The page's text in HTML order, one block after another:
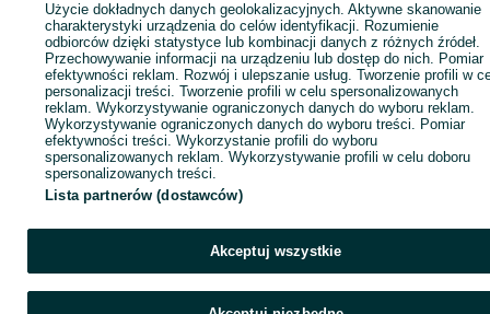
Użycie dokładnych danych geolokalizacyjnych. Aktywne skanowanie
charakterystyki urządzenia do celów identyfikacji. Rozumienie
odbiorców dzięki statystyce lub kombinacji danych z różnych źródeł.
Przechowywanie informacji na urządzeniu lub dostęp do nich. Pomiar
efektywności reklam. Rozwój i ulepszanie usług. Tworzenie profili w
personalizacji treści. Tworzenie profili w celu spersonalizowanych
reklam. Wykorzystywanie ograniczonych danych do wyboru reklam.
Wykorzystywanie ograniczonych danych do wyboru treści. Pomiar
efektywności treści. Wykorzystanie profili do wyboru
spersonalizowanych reklam. Wykorzystywanie profili w celu doboru
spersonalizowanych treści.
Lista partnerów (dostawców)
Akceptuj wszystkie